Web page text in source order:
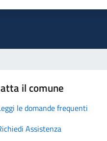
il comune
le domande frequenti
Assistenza